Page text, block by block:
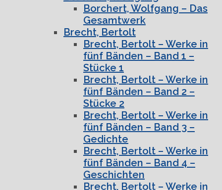
Borchert, Wolfgang – Das
Gesamtwerk
Brecht, Bertolt
Brecht, Bertolt – Werke in
fünf Bänden – Band 1 –
Stücke 1
Brecht, Bertolt – Werke in
fünf Bänden – Band 2 –
Stücke 2
Brecht, Bertolt – Werke in
fünf Bänden – Band 3 –
Gedichte
Brecht, Bertolt – Werke in
fünf Bänden – Band 4 –
Geschichten
Brecht, Bertolt – Werke in